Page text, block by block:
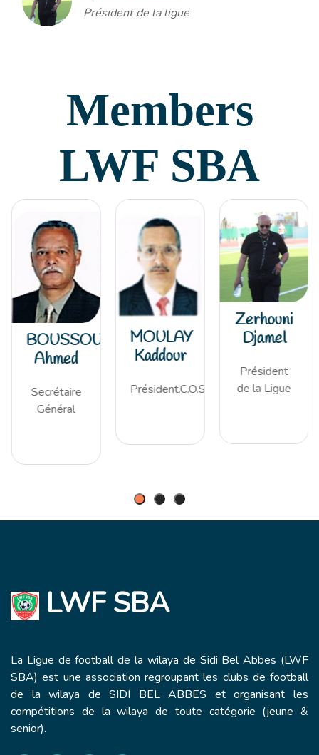
Président de la ligue
Members
LWF SBA
BOUSSOUAR
Ahmed
Secrétaire
Général
MOULAY
Kaddour
Président.C.O.S
Zerhouni
Djamel
Président
de la Ligue
LWF SBA
La Ligue de football de la wilaya de Sidi Bel Abbes (LWF
SBA) est une association regroupant les clubs de football
de la wilaya de SIDI BEL ABBES et organisant les
compétitions de la wilaya de toute catégorie (jeune &
senior).